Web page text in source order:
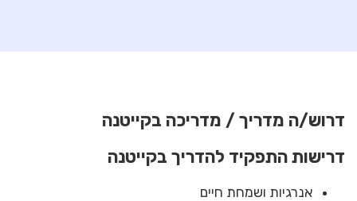
דרוש/ה מדריך / מדריכה בקייטנה
דרישות התפקיד להדריך בקייטנה
אנרגיות ושמחת חיים